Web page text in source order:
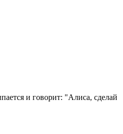
и говорит: "Алиса, сделай